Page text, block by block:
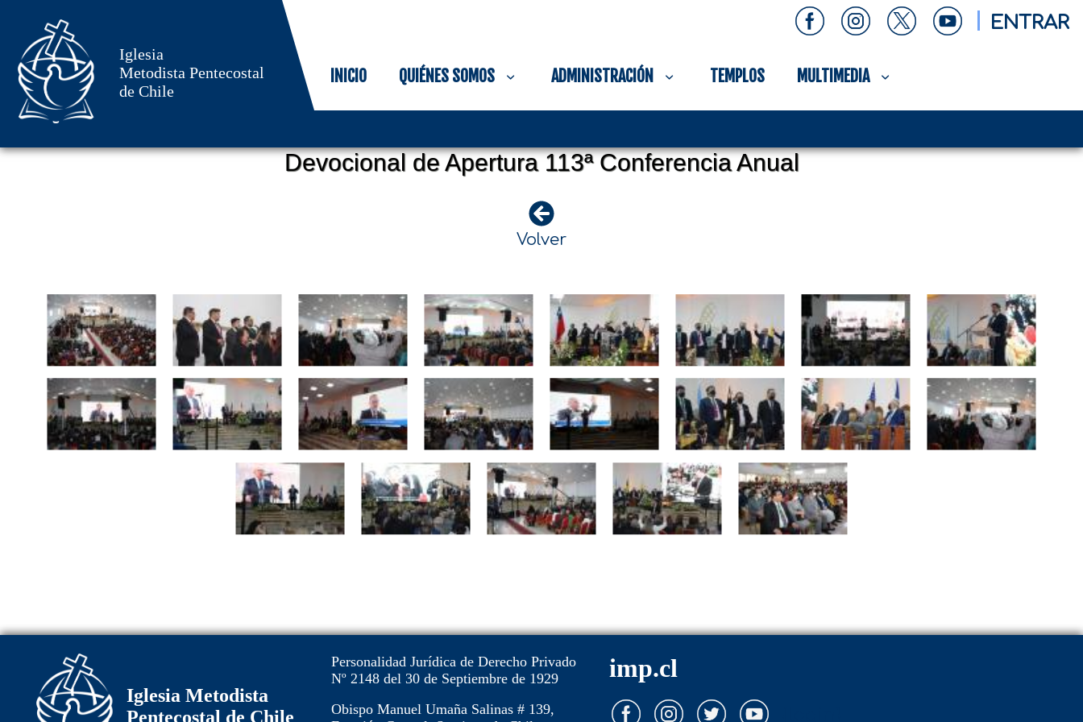
Iglesia
Metodista Pentecostal
de Chile
ENTRAR
INICIO QUIÉNES SOMOS ADMINISTRACIÓN TEMPLOS MULTIMEDIA
Devocional de Apertura 113ª Conferencia Anual
Volver
Iglesia Metodista
Pentecostal de Chile
Personalidad Jurídica de Derecho Privado
Nº 2148 del 30 de Septiembre de 1929
Obispo Manuel Umaña Salinas # 139,
imp.cl